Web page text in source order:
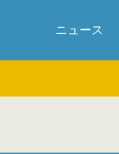
ニュース